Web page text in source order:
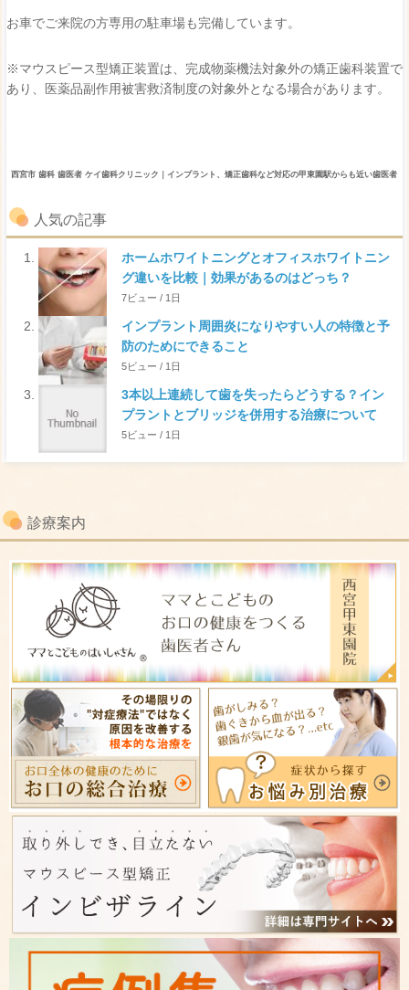
お車でご来院の方専用の駐車場も完備しています。
※マウスピース型矯正装置は、完成物薬機法対象外の矯正歯科装置で
あり、医薬品副作用被害救済制度の対象外となる場合があります。
西宮市 歯科 歯医者 ケイ歯科クリニック｜インプラント、矯正歯科など対応の甲東園駅からも近い歯医者
人気の記事
ホームホワイトニングとオフィスホワイトニン
グ違いを比較｜効果があるのはどっち？
7ビュー / 1日
インプラント周囲炎になりやすい人の特徴と予
防のためにできること
5ビュー / 1日
3本以上連続して歯を失ったらどうする？イン
プラントとブリッジを併用する治療について
5ビュー / 1日
診療案内